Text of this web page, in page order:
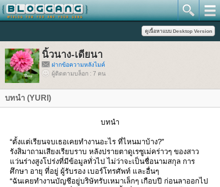
นิ้วนาง-เดียนา
ฝากข้อความหลังไมค์
ผู้ติดตามบล็อก : 7 คน
บทนำ (YURI)
บทนำ
“ตั้งแต่เรียนจบเธอเคยทำงานอะไร ที่ไหนมาบ้าง?”
รังสิมาถามเสียงเรียบราบ หลังปรายตาดูเรซูเม่คร่าวๆ ของสาว
ว่นร่างสูงโปร่งที่มีข้อมูลทั่วไป ไม่ว่าจะเป็นชื่อนามสกุล การ
ศึกษา อายุ ที่อยู่ ผู้รับรอง เบอร์โทรศัพท์ และอื่นๆ
“ฉันเคยทำงานบัญชีอยู่บริษัทรับเหมาเล็กๆ เกือบปี ก่อนลาออกไป